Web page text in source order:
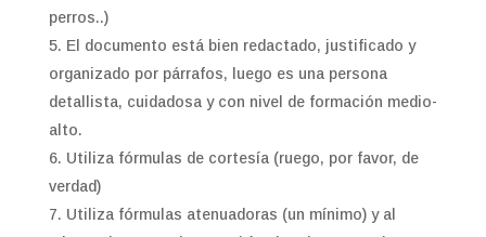
perros..)
El documento está bien redactado, justificado y
organizado por párrafos, luego es una persona
detallista, cuidadosa y con nivel de formación medio-
alto.
Utiliza fórmulas de cortesía (ruego, por favor, de
verdad)
Utiliza fórmulas atenuadoras (un mínimo) y al